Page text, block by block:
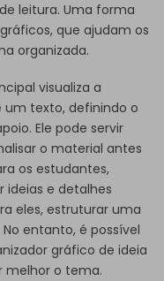
leitura. Uma forma
que ajudam os
organizada.
visualiza a
texto, definindo o
Ele pode servir
o material antes
os estudantes,
e detalhes
eles, estruturar uma
entanto, é possível
gráfico de ideia
melhor o tema.